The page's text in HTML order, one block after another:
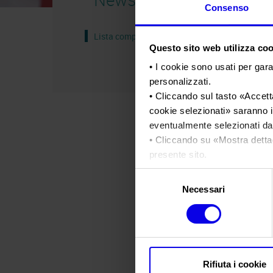
Consenso
Questo sito web utilizza
• I cookie sono usati per
personalizzati.
• Cliccando sul tasto «
cookie selezionati» saranno
eventualmente selezionati
• Cliccando su «Mostra
presente sito.
•Clicca quiper visualizzare
Necessari
Rifiuta i cookie
Lista completa